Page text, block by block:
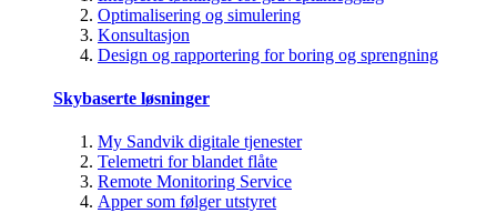
Optimalisering og simulering
Konsultasjon
Design og rapportering for boring og sprengning
Skybaserte løsninger
My Sandvik digitale tjenester
Telemetri for blandet flåte
Remote Monitoring Service
Apper som følger utstyret